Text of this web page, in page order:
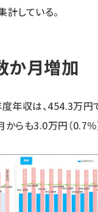
している。
か月増加
年収は、454.3万
らも3.0万円（0.7％